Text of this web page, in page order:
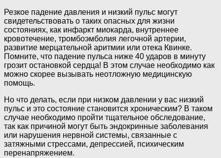
Резкое падение давления и низкий пульс могут
свидетельствовать о таких опасных для жизни
состояниях, как инфаркт миокарда, внутреннее
кровотечение, тромбоэмболия легочной артерии,
развитие мерцательной аритмии или отека Квинке.
Помните, что падение пульса ниже 40 ударов в минуту
грозит остановкой сердца! В этом случае необходимо как
можно скорее вызывать неотложную медицинскую
помощь.
Но что делать, если при низком давлении у вас низкий
пульс и это состояние становится хроническим? В таком
случае необходимо пройти тщательное обследование,
так как причиной могут быть эндокринные заболевания
или нарушения нервной системы, связанные с
затяжными стрессами, депрессией, психическим
перенапряжением.